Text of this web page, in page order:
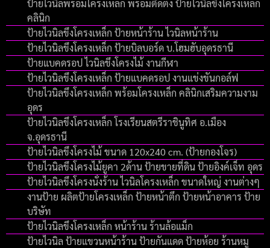
ป้ายไวนิลพร้อมโครงเหล็ก พร้อมติดตั้ง ป้ายไวนิลขึงโครงเหล็ก
คลินิก
ป้ายไวนิลขึงโครงเหล็ก ป้ายหน้าร้าน ไวนิลหน้าร้าน
ป้ายไวนิลขึงโครงเหล็ก ป้ายบิลบอร์ด บ.โฮมฮับอุดรธานี
ป้ายแบคดรอป ไวนิลขึงโครงไม้ งานกีฬา
ป้ายไวนิลขึงโครงเหล็ก ป้ายแบคดรอป งานแข่งขันกอล์ฟ
ป้ายไวนิลขึงโครงเหล็ก พร้อมโครงเหล็ก คลินิกเสริมความงาม
อุดร
ป้ายไวนิลขึงโครงเหล็ก โรงเรียนสตรีราชินูทิศ อ.เมือง
จ.อุดรธานี
ป้ายไวนิลขึงโครงไม้ ขนาด 120x240 cm. (ป้ายกองโจร)
ป้ายไวนิลขึงโครงไม้ยูคา 2ด้าน ป้ายขายที่ดิน ป้ายอิงค์เจ็ท อุดร
ป้ายไวนิลขึงโครงนั่งร้าน ไวนิลโครงเหล็ก ขนาดใหญ่ งานต่างๆ
งานป้าย ผลิตป้ายโครงเหล็ก ป้ายหน้าตึก ป้ายหน้าอาคาร ป้าย
บริษัท
ป้ายไวนิลขึงโครงเหล็ก หน้าร้าน ร้านล้อแม็ก
ป้ายไวนิล ป้ายแขวนหน้าร้าน ป้ายกันแดด ป้ายห้อย ร้านหมู